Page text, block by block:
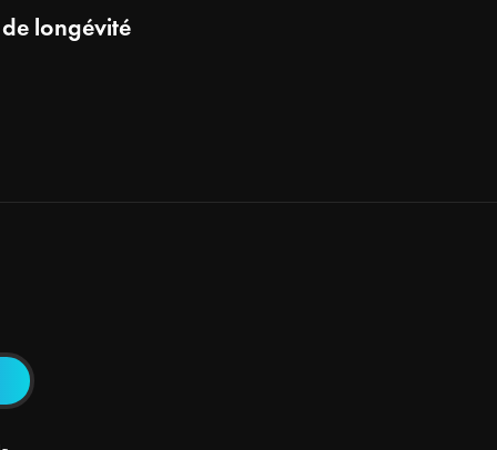
longévité